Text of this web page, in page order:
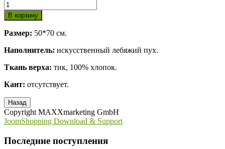
Размер: 50*70 см.
Наполнитель: искусственный лебяжий пух.
Ткань верха: тик, 100% хлопок.
Кант: отсутствует.
Copyright MAXXmarketing GmbH
JoomShopping Download & Support
Последние поступления